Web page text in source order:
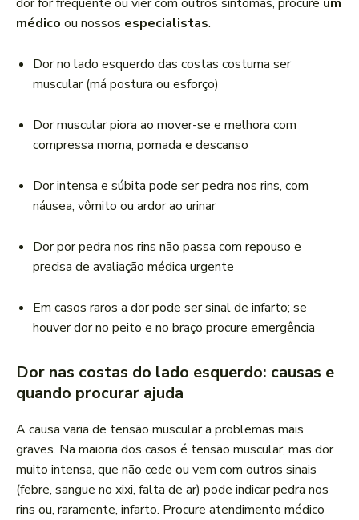
d
e
u
o
médico ou nossos especialistas.
Dor no lado esquerdo das costas costuma ser
muscular (má postura ou esforço)
Dor muscular piora ao mover-se e melhora com
compressa morna, pomada e descanso
Dor intensa e súbita pode ser pedra nos rins, com
náusea, vômito ou ardor ao urinar
Dor por pedra nos rins não passa com repouso e
precisa de avaliação médica urgente
Em casos raros a dor pode ser sinal de infarto; se
houver dor no peito e no braço procure emergência
Dor nas costas do lado esquerdo: causas e
quando procurar ajuda
A causa varia de tensão muscular a problemas mais
graves. Na maioria dos casos é tensão muscular, mas dor
muito intensa, que não cede ou vem com outros sinais
(febre, sangue no xixi, falta de ar) pode indicar pedra nos
rins ou, raramente, infarto. Procure atendimento médico